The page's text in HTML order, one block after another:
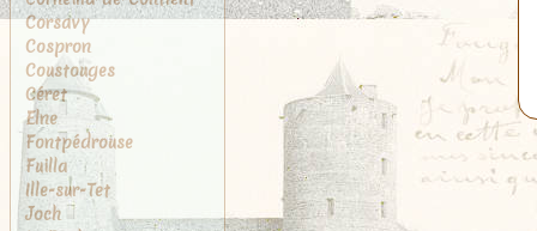
Corsavy
Cospron
Coustouges
Céret
Elne
Fontpédrouse
Fuilla
Ille-sur-Tet
Joch